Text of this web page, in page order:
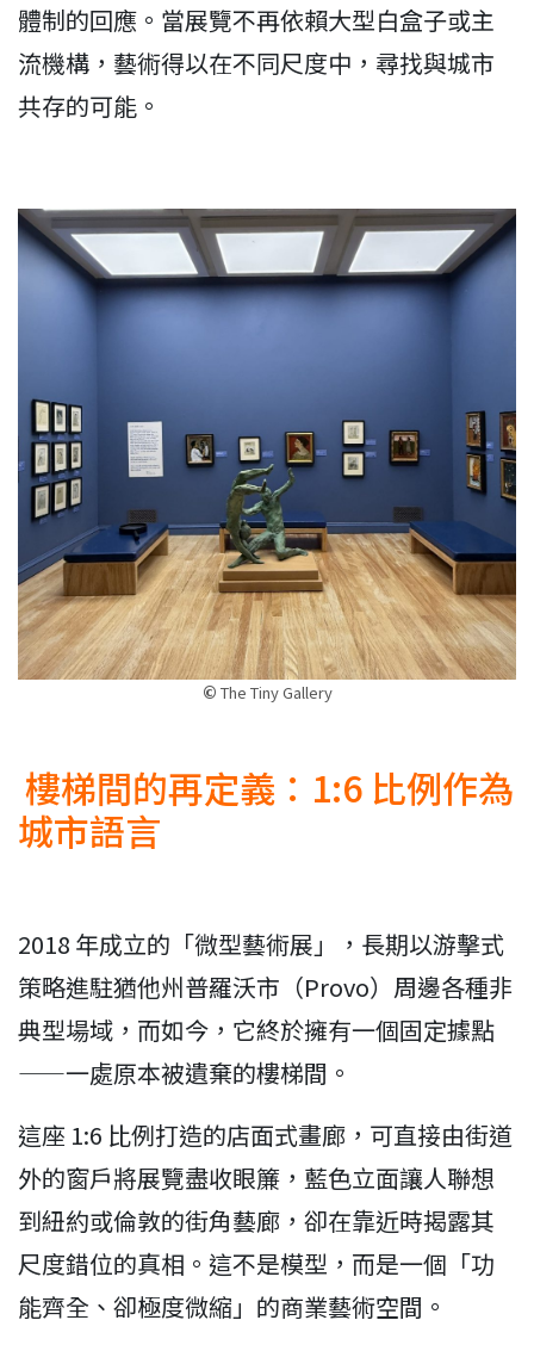
體制的回應。當展覽不再依賴大型白盒子或主
流機構，藝術得以在不同尺度中，尋找與城市
共存的可能。
© The Tiny Gallery
樓梯間的再定義：1:6 比例作為
城市語言
2018 年成立的「微型藝術展」，長期以游擊式
策略進駐猶他州普羅沃市（Provo）周邊各種非
典型場域，而如今，它終於擁有一個固定據點
——一處原本被遺棄的樓梯間。
這座 1:6 比例打造的店面式畫廊，可直接由街道
外的窗戶將展覽盡收眼簾，藍色立面讓人聯想
到紐約或倫敦的街角藝廊，卻在靠近時揭露其
尺度錯位的真相。這不是模型，而是一個「功
能齊全、卻極度微縮」的商業藝術空間。